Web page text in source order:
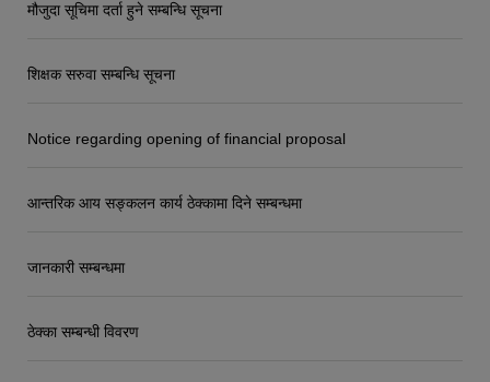
मौजुदा सूचिमा दर्ता हुने सम्बन्धि सूचना
शिक्षक सरुवा सम्बन्धि सूचना
Notice regarding opening of financial proposal
आन्तरिक आय सङ्कलन कार्य ठेक्कामा दिने सम्बन्धमा
जानकारी सम्बन्धमा
ठेक्का सम्बन्धी विवरण